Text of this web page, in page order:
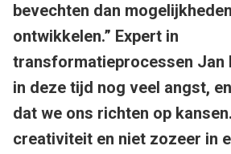
bevechten dan
ontwikkelen.” Expert in
transformatieprocessen Jan
in deze tijd nog veel angst,
dat we ons richten op
creativiteit en niet zozeer in